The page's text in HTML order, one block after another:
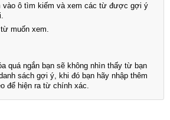
vào ô tìm kiếm và xem các từ được gợi ý
muốn xem.
quá ngắn bạn sẽ không nhìn thấy từ bạn
sách gợi ý, khi đó bạn hãy nhập thêm
để hiện ra từ chính xác.